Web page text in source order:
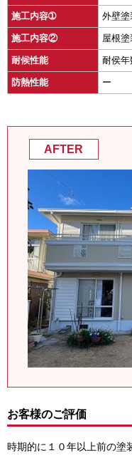
施工内容➀ 外壁塗
施工内容② 屋根塗
耐候性能 耐侯年
防熱性能 ー
AFTER
お客様のご評価
時期的に１０年以上前の塗